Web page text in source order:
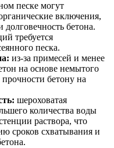
песке могут
включения,
бетона.
требуется
песка.
из-за примесей и менее
на основе немытого
прочности бетону на
шероховатая
количества воды
раствора, что
сроков схватывания и